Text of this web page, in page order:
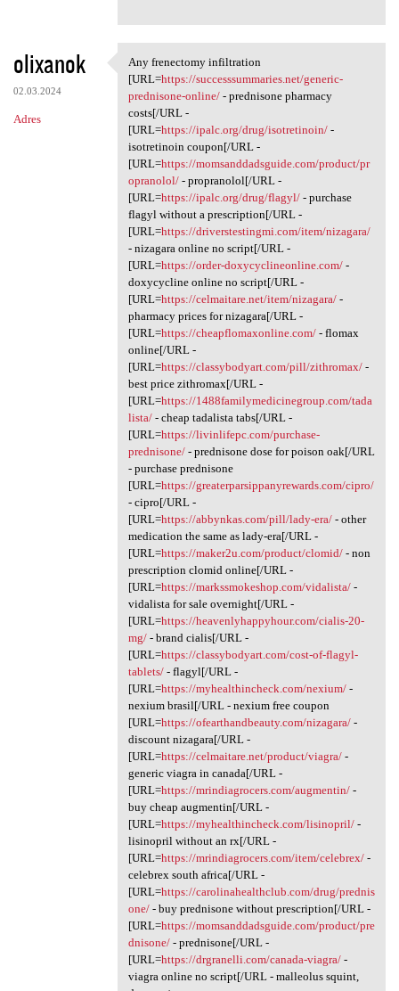
olixanok
02.03.2024
Adres
Any frenectomy infiltration
Any frenectomy infiltration
[URL=https://successsummaries.net/generic-
prednisone-online/- prednisone pharmacy
costs[/URL -
[URL=https://ipalc.org/drug/isotretinoin/-
isotretinoin coupon[/URL -
[URL=https://momsanddadsguide.com/product/pr
opranolol/- propranolol[/URL -
[URL=https://ipalc.org/drug/flagyl/- purchase
flagyl without a prescription[/URL -
[URL=https://driverstestingmi.com/item/nizagara/
- nizagara online no script[/URL -
[URL=https://order-doxycyclineonline.com/-
doxycycline online no script[/URL -
[URL=https://celmaitare.net/item/nizagara/-
pharmacy prices for nizagara[/URL -
[URL=https://cheapflomaxonline.com/- flomax
online[/URL -
[URL=https://classybodyart.com/pill/zithromax/-
best price zithromax[/URL -
[URL=https://1488familymedicinegroup.com/tada
lista/- cheap tadalista tabs[/URL -
[URL=https://livinlifepc.com/purchase-
prednisone/- prednisone dose for poison oak[/URL
- purchase prednisone
[URL=https://greaterparsippanyrewards.com/cipro/
- cipro[/URL -
[URL=https://abbynkas.com/pill/lady-era/- other
medication the same as lady-era[/URL -
[URL=https://maker2u.com/product/clomid/- non
prescription clomid online[/URL -
[URL=https://markssmokeshop.com/vidalista/-
vidalista for sale overnight[/URL -
[URL=https://heavenlyhappyhour.com/cialis-20-
mg/- brand cialis[/URL -
[URL=https://classybodyart.com/cost-of-flagyl-
tablets/- flagyl[/URL -
[URL=https://myhealthincheck.com/nexium/-
nexium brasil[/URL - nexium free coupon
[URL=https://ofearthandbeauty.com/nizagara/-
discount nizagara[/URL -
[URL=https://celmaitare.net/product/viagra/-
generic viagra in canada[/URL -
[URL=https://mrindiagrocers.com/augmentin/-
buy cheap augmentin[/URL -
[URL=https://myhealthincheck.com/lisinopril/-
lisinopril without an rx[/URL -
[URL=https://mrindiagrocers.com/item/celebrex/-
celebrex south africa[/URL -
[URL=https://carolinahealthclub.com/drug/prednis
one/- buy prednisone without prescription[/URL -
[URL=https://momsanddadsguide.com/product/pre
dnisone/- prednisone[/URL -
[URL=https://drgranelli.com/canada-viagra/-
viagra online no script[/URL - malleolus squint,